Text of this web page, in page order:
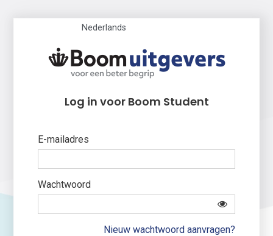
Nederlands
Log in voor Boom Student
E-mailadres
Wachtwoord
Nieuw wachtwoord aanvragen?